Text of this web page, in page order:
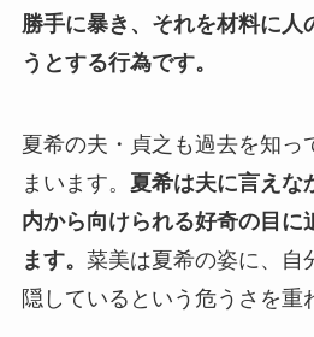
勝手に暴き、それを材料に人
うとする行為です。
夏希の夫・貞之も過去を知っ
まいます。 夏希は夫に言えな
内から向けられる好奇の目に
ます。 菜美は夏希の姿に、自
隠しているという危うさを重